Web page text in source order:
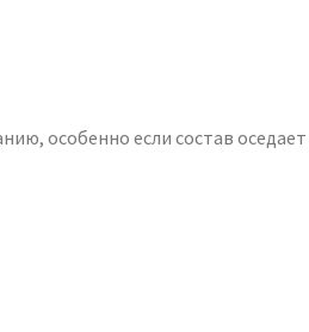
особенно если состав оседает